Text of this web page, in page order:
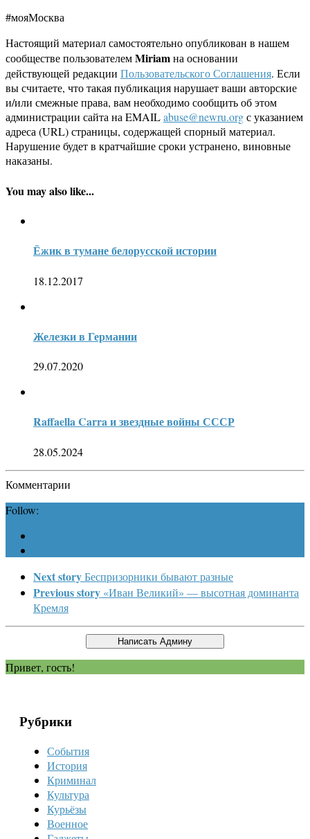
#мояМосква
Настоящий материал самостоятельно опубликован в нашем
сообществе пользователемMiriamна основании
действующей редакции Пользовательского Соглашения. Если
вы считаете, что такая публикация нарушает ваши авторские
и/или смежные права, вам необходимо сообщить об этом
администрации сайта на EMAILabuse@newru.orgс указанием
адреса (URL) страницы, содержащей спорный материал.
Нарушение будет в кратчайшие сроки устранено, виновные
наказаны.
You may also like...
Ёжик в тумане белорусской истории
18.12.2017
Железки в Германии
29.07.2020
Raffaella Carra и звездные войны СССР
28.05.2024
Комментарии
Follow:
Next storyБеспризорники бывают разные
Previous story «Иван Великий» — высотная доминанта
Кремля
Привет, гость!
Рубрики
События
История
Криминал
Культура
Курьёзы
Военное